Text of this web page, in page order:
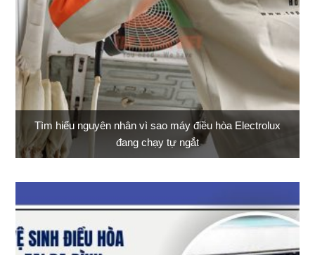
Tìm hiểu nguyên nhân vì sao máy điều hòa Electrolux
đang chạy tự ngắt